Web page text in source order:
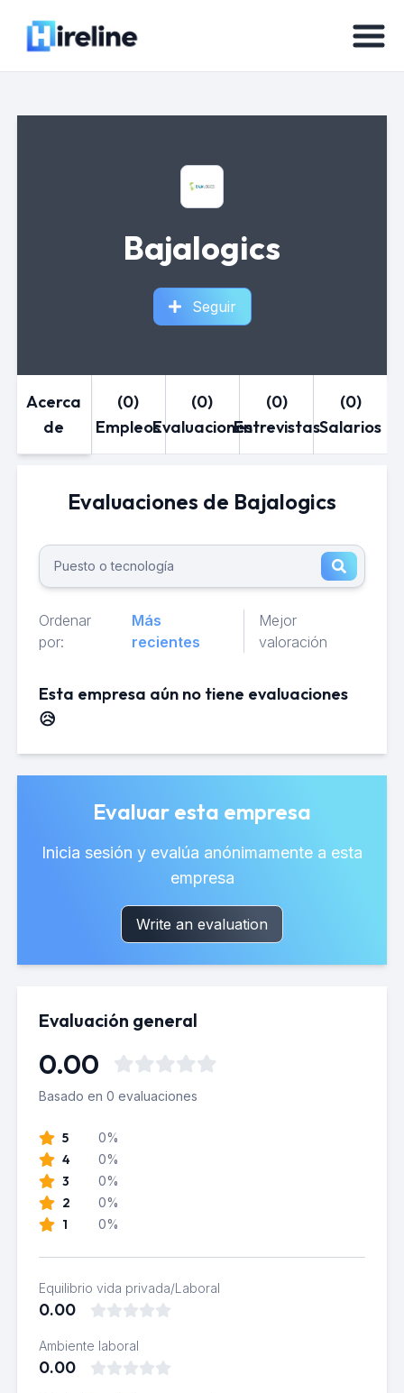
Bajalogics
Seguir
Acerca
de
(0)
Empleos
(0)
Evaluaciones
(0)
Entrevistas
(0)
Salarios
Evaluaciones de Bajalogics
Ordenar
por:
Más
recientes
Mejor
valoración
Esta empresa aún no tiene evaluaciones
😥
Evaluar esta empresa
Inicia sesión y evalúa anónimamente a esta
empresa
Write an evaluation
Evaluación general
0.00
Basado en 0 evaluaciones
5 0%
4 0%
3 0%
2 0%
1 0%
Equilibrio vida privada/Laboral
0.00
Ambiente laboral
0.00